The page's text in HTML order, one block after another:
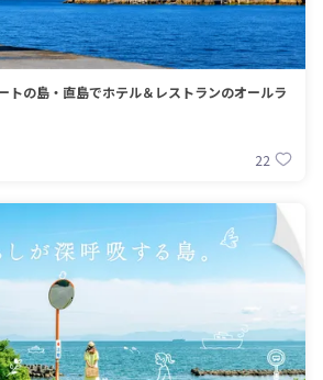
トの島・直島でホテル＆レストランのオールラ
22